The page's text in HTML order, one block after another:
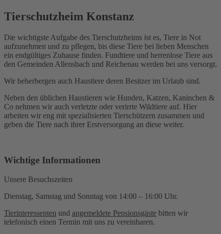
Tierschutzheim Konstanz
Die wichtigste Aufgabe des Tierschutzheims ist es, Tiere in Not
aufzunehmen und zu pflegen, bis diese Tiere bei lieben Menschen
ein endgültiges Zuhause finden. Fundtiere und herrenlose Tiere aus
den Gemeinden Allensbach und Reichenau werden bei uns versorgt.
Wir beherbergen auch Haustiere deren Besitzer im Urlaub sind.
Neben den üblichen Haustieren wie Hunden, Katzen, Kaninchen &
Co nehmen wir auch verletzte oder verirrte Wildtiere auf. Hier
arbeiten wir eng mit spezialisierten Tierschützern zusammen und
geben die Tiere nach ihrer Erstversorgung an diese weiter.
Wichtige Informationen
Unsere Besuchszeiten
Dienstag, Samstag und Sonntag von 14:00 – 16:00 Uhr.
Tierinteressenten und angemeldete Pensionsgäste bitten wir
telefonisch einen Termin mit uns zu vereinbaren.